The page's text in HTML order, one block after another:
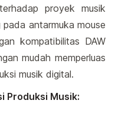
proyek musik
antarmuka mouse
kompatibilitas DAW
mudah memperluas
musik digital.
Produksi Musik: